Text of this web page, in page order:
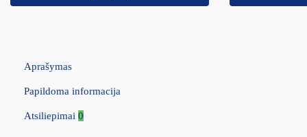
Aprašymas
Papildoma informacija
Atsiliepimai 0